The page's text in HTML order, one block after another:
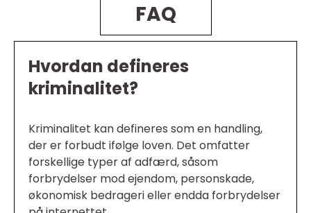
FAQ
Hvordan defineres
kriminalitet?
Kriminalitet kan defineres som en handling,
der er forbudt ifølge loven. Det omfatter
forskellige typer af adfærd, såsom
forbrydelser mod ejendom, personskade,
økonomisk bedrageri eller endda forbrydelser